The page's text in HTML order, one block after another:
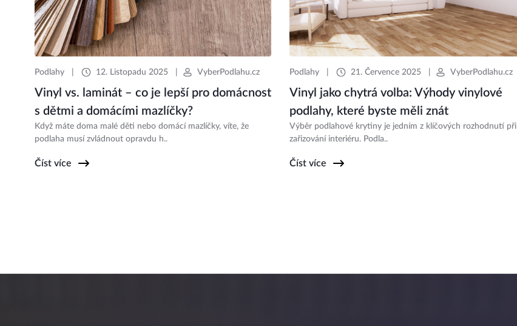
Podlahy 12. Listopadu 2025 VyberPodlahu.cz
Vinyl vs. laminát – co je lepší pro domácnost
s dětmi a domácími mazlíčky?
Když máte doma malé děti nebo domácí mazlíčky, víte, že
podlaha musí zvládnout opravdu h..
Číst více
Podlahy 21. Července 2025 VyberPodlahu.cz
Vinyl jako chytrá volba: Výhody vinylové
podlahy, které byste měli znát
Výběr podlahové krytiny je jedním z klíčových rozhodnutí při
zařizování interiéru. Podla..
Číst více